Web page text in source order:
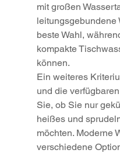
mit großen
leitungsgebundene
beste Wahl,
kompakte
können.
Ein weiteres
und die
Sie, ob Sie nur
heißes und
möchten. Moderne
verschiedene